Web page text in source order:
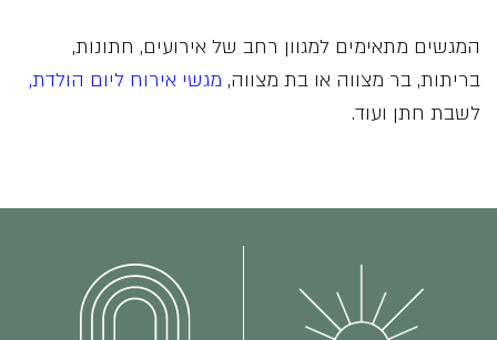
המגשים מתאימים למגוון רחב של אירועים, חתונות,
בריתות, בר מצווה או בת מצווה, מגשי אירוח ליום הולדת,
לשבת חתן ועוד.